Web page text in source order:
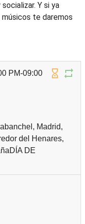
Y si ya
te daremos
PM-09:00
Madrid,
del Henares,
DE